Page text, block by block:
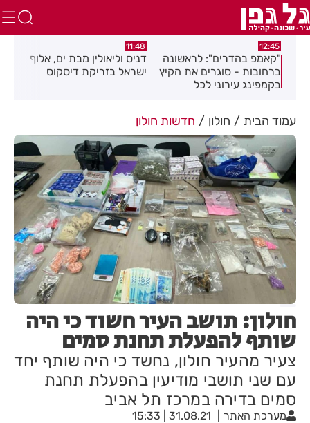
12:45
"קאמפ בהדרים": לראשונה
ברחובות - סוגרים את הקיץ
בקמפינג עירוני לכל
11:48
דניס וליאולין מבת ים, אלוף
ישראל בזריקת דיסקוס
עמוד הבית חולון חדשות חולון
חולון: תושב העיר חשוד כי היה
שותף להפעלת תחנת סמים
צעיר מהעיר חולון, נחשד כי היה שותף יחד
עם שני תושבי מודיעין בהפעלת תחנת
סמים בדירה במרכז תל אביב
מערכת האתר 31.08.21 | 15:33